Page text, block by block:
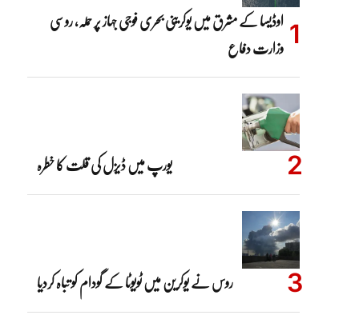
اوڈیسا کے مشرق میں یوکرینی بحری فوجی جہاز پر حملہ، روسی
وزارت دفاع
یورپ میں ڈیزل کی قلت کا خطرہ
روس نے یوکرین میں ٹویوٹا کے گودام کو تباہ کردیا